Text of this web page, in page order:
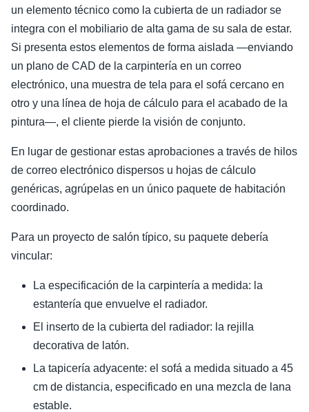
un elemento técnico como la cubierta de un radiador se
integra con el mobiliario de alta gama de su sala de estar.
Si presenta estos elementos de forma aislada —enviando
un plano de CAD de la carpintería en un correo
electrónico, una muestra de tela para el sofá cercano en
otro y una línea de hoja de cálculo para el acabado de la
pintura—, el cliente pierde la visión de conjunto.
En lugar de gestionar estas aprobaciones a través de hilos
de correo electrónico dispersos u hojas de cálculo
genéricas, agrúpelas en un único paquete de habitación
coordinado.
Para un proyecto de salón típico, su paquete debería
vincular:
La especificación de la carpintería a medida: la
estantería que envuelve el radiador.
El inserto de la cubierta del radiador: la rejilla
decorativa de latón.
La tapicería adyacente: el sofá a medida situado a 45
cm de distancia, especificado en una mezcla de lana
estable.